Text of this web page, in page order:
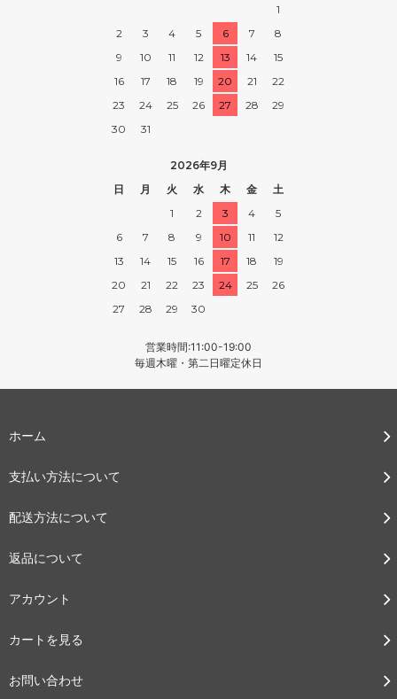
1
2
3 4 5 6 7
8
9
10 11 12 13 14
15
16
17 18 19 20 21
22
23
24 25 26 27 28
29
30
31
2026年9月
日
月 火 水 木 金
土
1
2 3 4
5
6
7 8 9 10 11
12
13
14 15 16 17 18
19
20
21 22 23 24 25
26
27
28 29 30
営業時間:11:00-19:00
毎週木曜・第二日曜定休日
ホーム
支払い方法について
配送方法について
返品について
アカウント
カートを見る
お問い合わせ